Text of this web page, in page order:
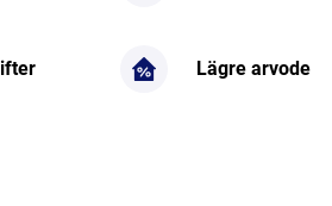
Lägre arvode